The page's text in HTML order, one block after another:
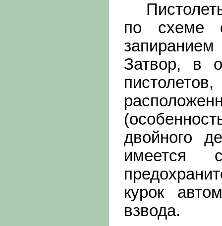
по схеме
Затвор, в
двойного
имеется
курок
взвода.